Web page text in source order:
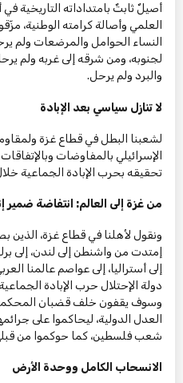
أصيلٌ ثابتٌ بامتداداته التاريخية
العلمي وأصالة كرامته الوطنية،
النساء الحوامل والمرضعات ولم
لجنوبه، ومن شرقه إلى غربه ولم
والبرد ولم يرحل.
لا تنازل سياسي بعد الإبادة
لشعبنا البطل في قطاع غزة
الإسرائيلي بالمفاوضات
تحقيقه بحرب الإبادة الجماعية
من غزة إلى العالم: انتفاضة ضمير
ونقول لأهلنا في قطاع غزة، الذين
إمتدت من واشنطن إلى لندن، إلى
إلى أستراليا، إلى عواصم عالمنا
دولة الإحتلال حرب الإبادة
وسوف يقفون خلف قضبان المحكمة
العدل الدولية، ليحاكموا على
شعب فلسطين، كما حوكموا من
الانسحاب الكامل ووحدة الأرض